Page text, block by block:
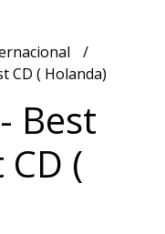
CD ( Holanda)
Best
(